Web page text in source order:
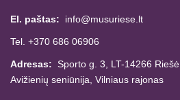
El. paštas: info@musuriese.lt
Tel. +370 686 06906
Adresas: Sporto g. 3, LT-14266 Riešė
Avižienių seniūnija, Vilniaus rajonas